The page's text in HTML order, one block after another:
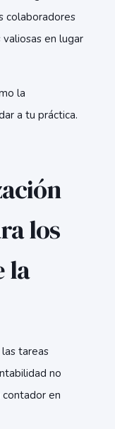
colaboradores
en lugar
la
a tu práctica.
los
la
tareas
no
contador en